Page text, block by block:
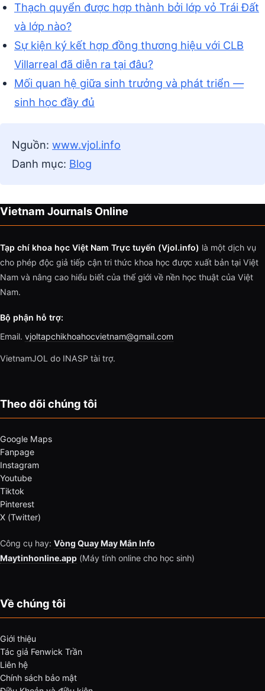
Thạch quyển được hợp thành bởi lớp vỏ Trái Đất
và lớp nào?
Sự kiện ký kết hợp đồng thương hiệu với CLB
Villarreal đã diễn ra tại đâu?
Mối quan hệ giữa sinh trưởng và phát triển —
sinh học đầy đủ
Nguồn: www.vjol.info
Danh mục: Blog
Vietnam Journals Online
Tạp chí khoa học Việt Nam Trực tuyến (Vjol.info) là một dịch vụ
cho phép độc giả tiếp cận tri thức khoa học được xuất bản tại Việt
Nam và nâng cao hiểu biết của thế giới về nền học thuật của Việt
Nam.
Bộ phận hỗ trợ:
Email. vjoltapchikhoahocvietnam@gmail.com
VietnamJOL do INASP tài trợ.
Theo dõi chúng tôi
Google Maps
Fanpage
Instagram
Youtube
Tiktok
Pinterest
X (Twitter)
Công cụ hay: Vòng Quay May Mắn Info
Maytinhonline.app (Máy tính online cho học sinh)
Về chúng tôi
Giới thiệu
Tác giả Fenwick Trần
Liên hệ
Chính sách bảo mật